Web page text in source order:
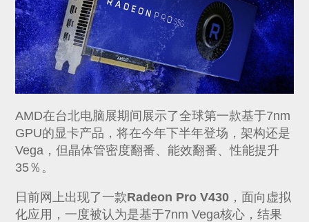
AMD在台北电脑展期间展示了全球第一款基于7nm
GPU的显卡产品，将在今年下半年登场，架构还是
Vega，但晶体管密度翻番、能效翻番、性能提升
35％。
日前网上出现了一款Radeon Pro V430 ，面向虚拟
化应用，一度被认为是基于7nm Vega核心，结果